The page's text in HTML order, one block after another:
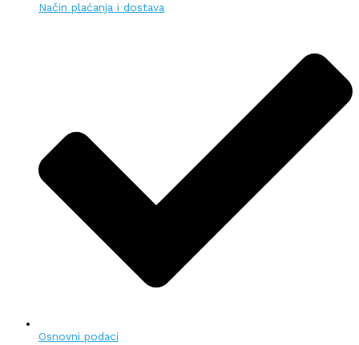
Način plaćanja i dostava
Osnovni podaci